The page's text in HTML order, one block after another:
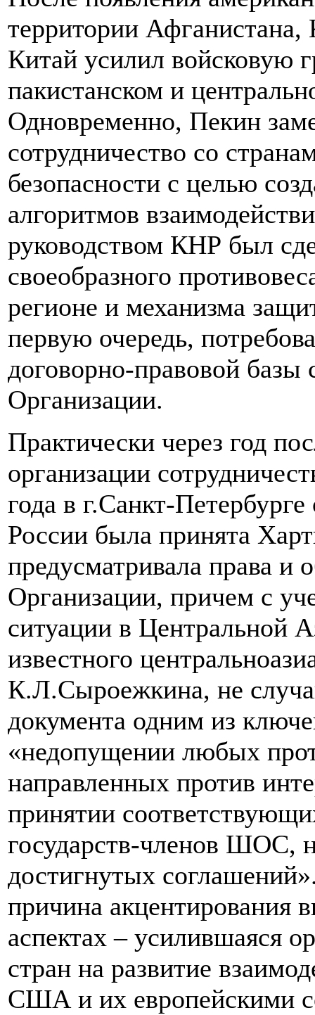
территории Афганистана,
Китай усилил войсковую
пакистанском и
Одновременно, Пекин
сотрудничество со
безопасности с целью
алгоритмов
руководством КНР был
своеобразного
регионе и механизма
первую очередь,
договорно-правовой базы
Организации.
Практически через год
организации
года в г.Санкт-
России была принята
предусматривала права и
Организации, причем с
ситуации в Центральной
известного
К.Л.Сыроежкина, не
документа одним из
«недопущении любых
направленных против
принятии
государств-членов ШОС,
достигнутых
причина акцентирования
аспектах – усилившаяся
стран на развитие
США и их европейскими